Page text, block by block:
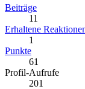
Beiträge
11
Erhaltene
1
Punkte
61
Profil-Aufrufe
201